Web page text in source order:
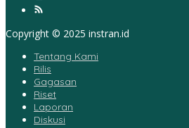
Copyright © 2025 instran.id
Tentang Kami
Rilis
Gagasan
Riset
Laporan
Diskusi